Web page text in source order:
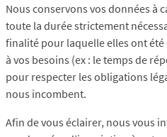
Nous conservons vos données à
toute la durée strictement
finalité pour laquelle elles ont
à vos besoins (ex : le temps de
pour respecter les obligations
nous incombent.
Afin de vous éclairer, nous vous